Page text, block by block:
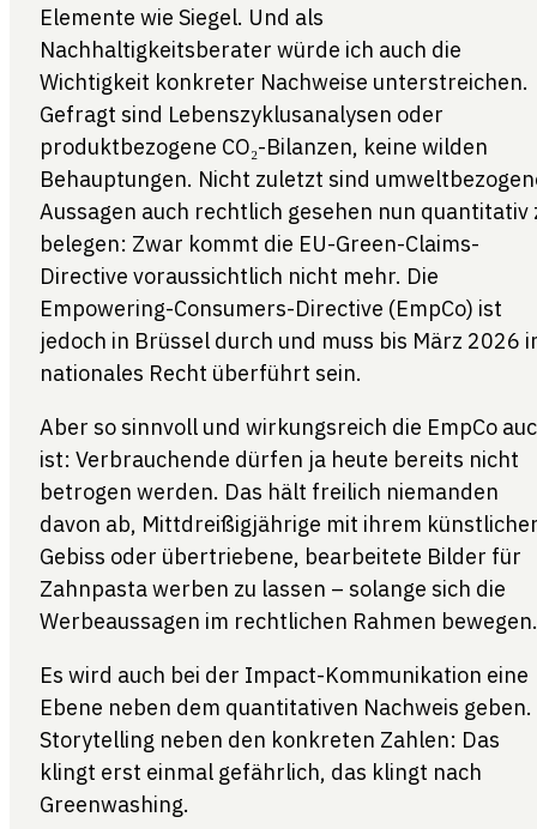
Elemente wie Siegel. Und als
Nachhaltigkeitsberater würde ich auch die
Wichtigkeit konkreter Nachweise unterstreichen.
Gefragt sind Lebenszyklusanalysen oder
produktbezogene CO₂-Bilanzen, keine wilden
Behauptungen. Nicht zuletzt sind
Aussagen auch rechtlich gesehen nun quantitativ
belegen: Zwar kommt die EU-Green-Claims-
Directive voraussichtlich nicht mehr. Die
Empowering-Consumers-Directive (EmpCo) ist
jedoch in Brüssel durch und muss bis März 2026
nationales Recht überführt sein.
Aber so sinnvoll und wirkungsreich die EmpCo
ist: Verbrauchende dürfen ja heute bereits nicht
betrogen werden. Das hält freilich niemanden
davon ab, Mittdreißigjährige mit ihrem
Gebiss oder übertriebene, bearbeitete Bilder für
Zahnpasta werben zu lassen – solange sich die
Werbeaussagen im rechtlichen Rahmen bewegen.
Es wird auch bei der Impact-Kommunikation eine
Ebene neben dem quantitativen Nachweis geben.
Storytelling neben den konkreten Zahlen: Das
klingt erst einmal gefährlich, das klingt nach
Greenwashing.